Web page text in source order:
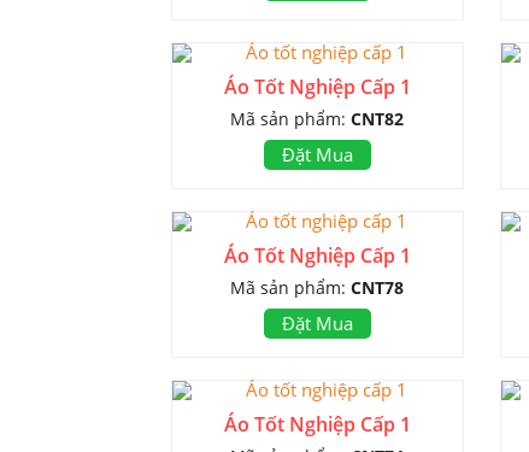
Áo Tốt Nghiệp Cấp 1
Mã sản phẩm:CNT82
Đặt Mua
Áo Tốt Nghiệp Cấp 1
Mã sản phẩm:CNT78
Đặt Mua
Áo Tốt Nghiệp Cấp 1